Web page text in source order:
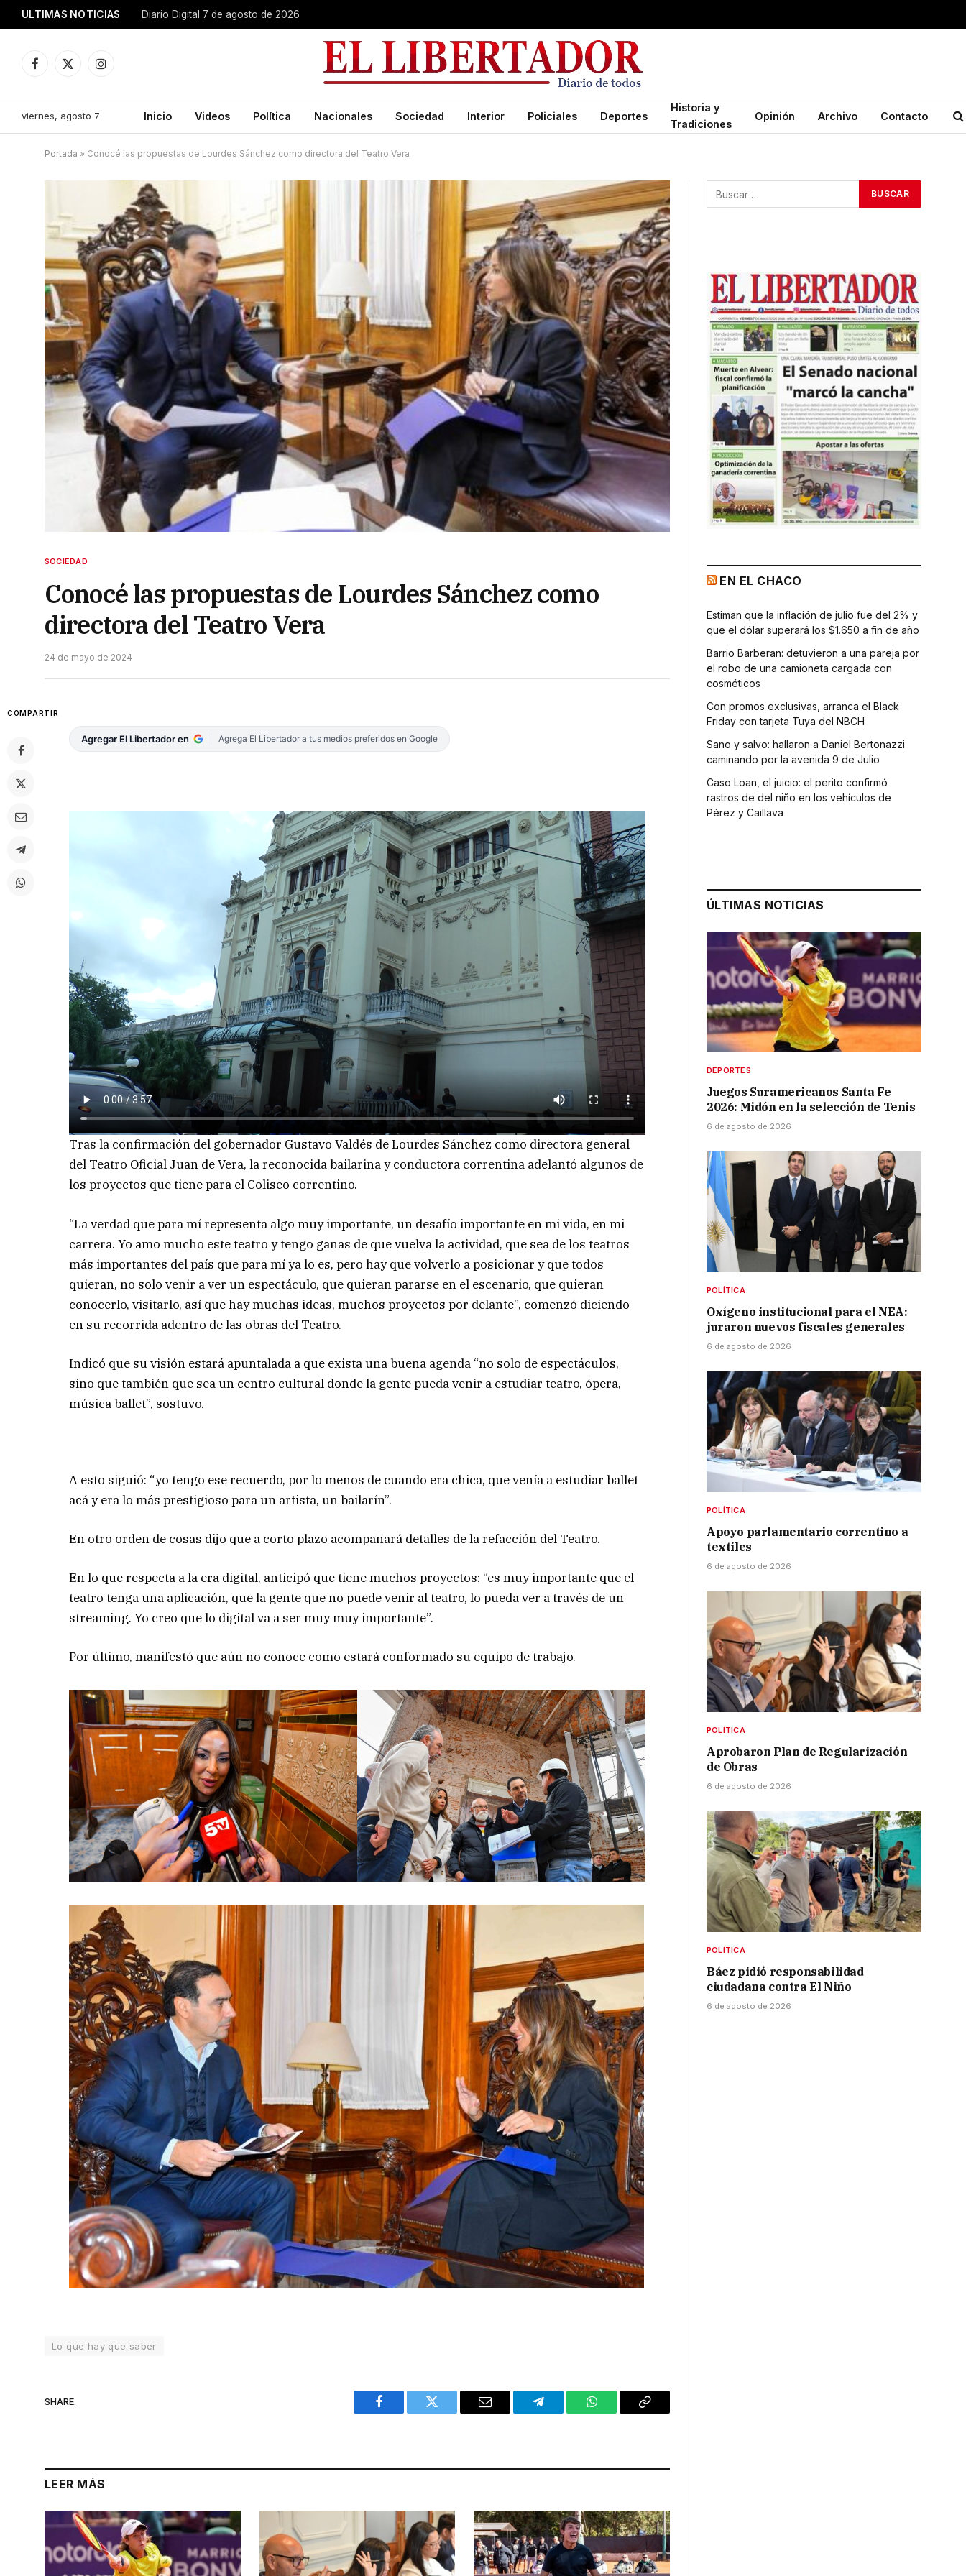
ULTIMAS NOTICIAS Diario Digital 7 de agosto de 2026
Facebook
X
Instagram
viernes, agosto 7 Inicio Videos Política Nacionales Sociedad Interior Policiales Deportes
Historia y
Tradiciones
Opinión Archivo Contacto
Portada » Conocé las propuestas de Lourdes Sánchez como directora del Teatro Vera
SOCIEDAD
Conocé las propuestas de Lourdes Sánchez como
directora del Teatro Vera
24 de mayo de 2024
COMPARTIR
Agregar El Libertador en Agrega El Libertador a tus medios preferidos en Google
Tras la confirmación del gobernador Gustavo Valdés de Lourdes Sánchez como directora general
del Teatro Oficial Juan de Vera, la reconocida bailarina y conductora correntina adelantó algunos de
los proyectos que tiene para el Coliseo correntino.
“La verdad que para mí representa algo muy importante, un desafío importante en mi vida, en mi
carrera. Yo amo mucho este teatro y tengo ganas de que vuelva la actividad, que sea de los teatros
más importantes del país que para mí ya lo es, pero hay que volverlo a posicionar y que todos
quieran, no solo venir a ver un espectáculo, que quieran pararse en el escenario, que quieran
conocerlo, visitarlo, así que hay muchas ideas, muchos proyectos por delante”, comenzó diciendo
en su recorrida adentro de las obras del Teatro.
Indicó que su visión estará apuntalada a que exista una buena agenda “no solo de espectáculos,
sino que también que sea un centro cultural donde la gente pueda venir a estudiar teatro, ópera,
música ballet”, sostuvo.
A esto siguió: “yo tengo ese recuerdo, por lo menos de cuando era chica, que venía a estudiar ballet
acá y era lo más prestigioso para un artista, un bailarín”.
En otro orden de cosas dijo que a corto plazo acompañará detalles de la refacción del Teatro.
En lo que respecta a la era digital, anticipó que tiene muchos proyectos: “es muy importante que el
teatro tenga una aplicación, que la gente que no puede venir al teatro, lo pueda ver a través de un
streaming. Yo creo que lo digital va a ser muy muy importante”.
Por último, manifestó que aún no conoce como estará conformado su equipo de trabajo.
Lo que hay que saber
SHARE.
Facebook Twitter Email Telegram WhatsAppCopy
LEER MÁS
EN EL CHACO
Estiman que la inflación de julio fue del 2% y
que el dólar superará los $1.650 a fin de año
Barrio Barberan: detuvieron a una pareja por
el robo de una camioneta cargada con
cosméticos
Con promos exclusivas, arranca el Black
Friday con tarjeta Tuya del NBCH
Sano y salvo: hallaron a Daniel Bertonazzi
caminando por la avenida 9 de Julio
Caso Loan, el juicio: el perito confirmó
rastros de del niño en los vehículos de
Pérez y Caillava
ÚLTIMAS NOTICIAS
DEPORTES
Juegos Suramericanos Santa Fe
2026: Midón en la selección de Tenis
6 de agosto de 2026
POLÍTICA
Oxígeno institucional para el NEA:
juraron nuevos fiscales generales
6 de agosto de 2026
POLÍTICA
Apoyo parlamentario correntino a
textiles
6 de agosto de 2026
POLÍTICA
Aprobaron Plan de Regularización
de Obras
6 de agosto de 2026
POLÍTICA
Báez pidió responsabilidad
ciudadana contra El Niño
6 de agosto de 2026